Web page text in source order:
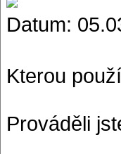
Datum:
Kterou
Prováděli